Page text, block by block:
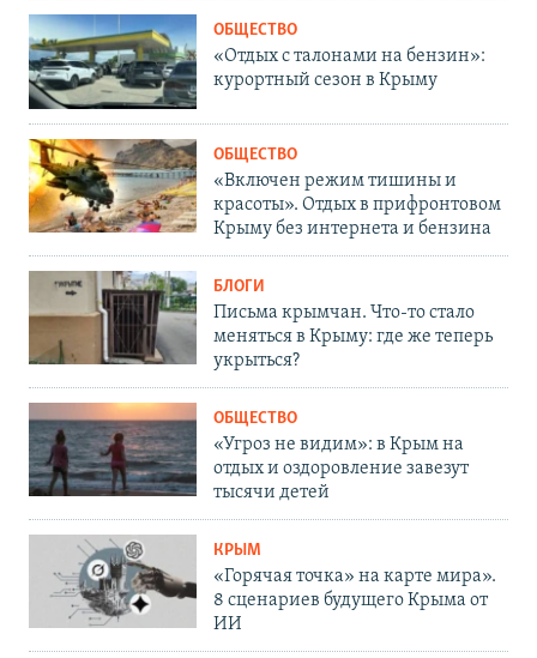
ОБЩЕСТВО
«Отдых с талонами на бензин»:
курортный сезон в Крыму
ОБЩЕСТВО
«Включен режим тишины и
красоты». Отдых в прифронтовом
Крыму без интернета и бензина
БЛОГИ
Письма крымчан. Что-то стало
меняться в Крыму: где же теперь
укрыться?
ОБЩЕСТВО
«Угроз не видим»: в Крым на
отдых и оздоровление завезут
тысячи детей
КРЫМ
«Горячая точка» на карте мира».
8 сценариев будущего Крыма от
ИИ